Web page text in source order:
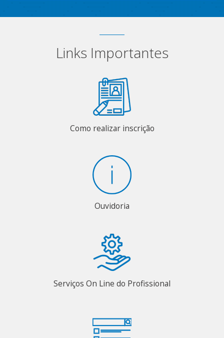
Links Importantes
Como realizar inscrição
Ouvidoria
Serviços On Line do Profissional